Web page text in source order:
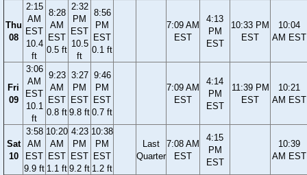
Thu
08
2:15
AM
EST
10.4
ft
8:28
AM
EST
0.5 ft
2:32
PM
EST
10.5
ft
8:56
PM
EST
0.1 ft
7:09 AM
EST
4:13
PM
EST
10:33 PM
EST
10:04
AM EST
Fri
09
3:06
AM
EST
10.1
ft
9:23
AM
EST
0.8 ft
3:27
PM
EST
9.8 ft
9:46
PM
EST
0.7 ft
7:09 AM
EST
4:14
PM
EST
11:39 PM
EST
10:21
AM EST
Sat
10
3:58
AM
EST
9.9 ft
10:20
AM
EST
1.1 ft
4:23
PM
EST
9.2 ft
10:38
PM
EST
1.2 ft
Last
Quarter
7:08 AM
EST
4:15
PM
EST
10:39
AM EST